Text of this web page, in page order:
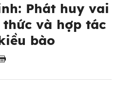
Phát huy vai
và hợp tác
bào